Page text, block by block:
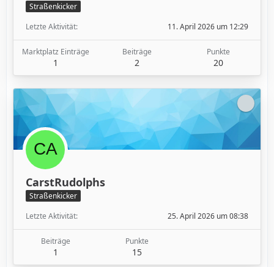
Straßenkicker
Letzte Aktivität
11. April 2026 um 12:29
Marktplatz Einträge
1
Beiträge
2
Punkte
20
CarstRudolphs
Straßenkicker
Letzte Aktivität
25. April 2026 um 08:38
Beiträge
1
Punkte
15